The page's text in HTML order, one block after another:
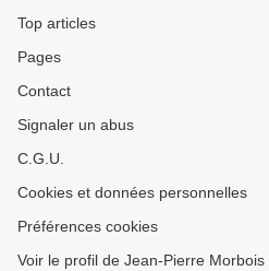
Top articles
Pages
Contact
Signaler un abus
C.G.U.
Cookies et données personnelles
Préférences cookies
Voir le profil de Jean-Pierre